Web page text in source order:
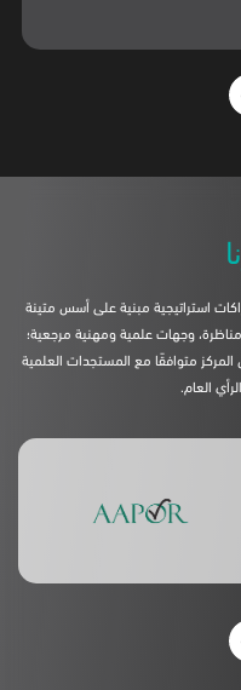
استراتيجية مبنية على أسس متينة
وجهات علمية ومهنية مرجعية؛
المركز متوافقًا مع المستجدات العلمية
العام.